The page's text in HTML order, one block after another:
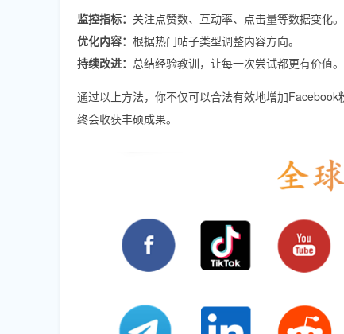
监控指标： 关注点赞数、互动率、点击量等数据变化。
优化内容： 根据热门帖子类型调整内容方向。
持续改进： 总结经验教训，让每一次尝试都更有价值。
通过以上方法，你不仅可以合法有效地增加
终会收获丰硕成果。